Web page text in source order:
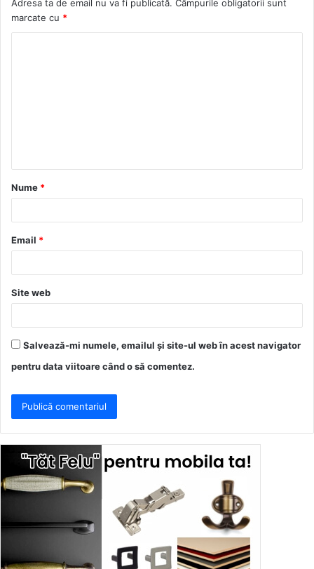
Adresa ta de email nu va fi publicată. Câmpurile obligatorii sunt
marcate cu *
a
r
*
Nume *
Email *
Site web
Salvează-mi numele, emailul și site-ul web în acest navigator
pentru data viitoare când o să comentez.